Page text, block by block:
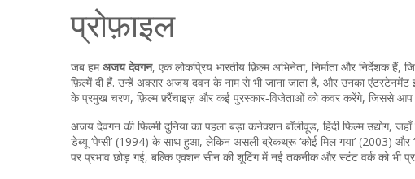
प्रोफ़ाइल
जब हमअजय देवगन, एक लोकप्रिय भारतीय फ़िल्म अभिनेता, निर्माता और
फ़िल्में दी हैं. उन्हें अक्सर अजय दवन के नाम से भी जाना जाता है, और उनका एंटरटेनमेंट
के प्रमुख चरण, फ़िल्म फ़्रैंचाइज़ और कई पुरस्कार‑विजेताओं को कवर करेंगे, जिससे
अजय देवगन की फ़िल्मी दुनिया का पहला बड़ा कनेक्शन बॉलीवूड, हिंदी फिल्म उद्योग,
डेब्यू ‘पेप्सी’ (1994) के साथ हुआ, लेकिन असली ब्रेकथ्रू ‘कोई मिल गया’ (2003) और
पर प्रभाव छोड़ गई, बल्कि एक्शन सीन की शूटिंग में नई तकनीक और स्टंट वर्क को भी